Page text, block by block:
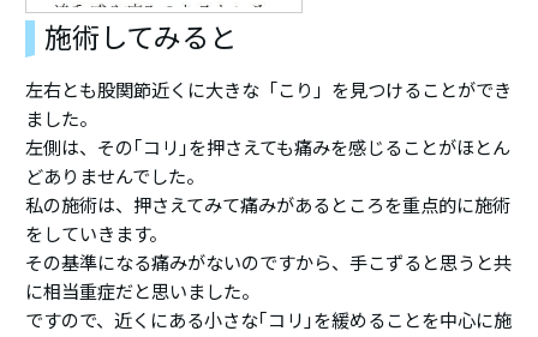
施術してみると
左右とも股関節近くに大きな「こり」を見つけることができ
ました。
左側は、その｢コリ｣を押さえても痛みを感じることがほとん
どありませんでした。
私の施術は、押さえてみて痛みがあるところを重点的に施術
をしていきます。
その基準になる痛みがないのですから、手こずると思うと共
に相当重症だと思いました。
ですので、近くにある小さな｢コリ｣を緩めることを中心に施